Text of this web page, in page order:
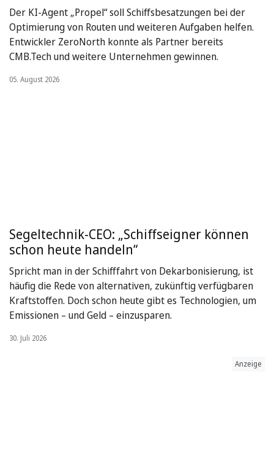
Der KI-Agent „Propel“ soll Schiffsbesatzungen bei der
Optimierung von Routen und weiteren Aufgaben helfen.
Entwickler ZeroNorth konnte als Partner bereits
CMB.Tech und weitere Unternehmen gewinnen.
05. August 2026
Segeltechnik-CEO: „Schiffseigner können
schon heute handeln“
Spricht man in der Schifffahrt von Dekarbonisierung, ist
häufig die Rede von alternativen, zukünftig verfügbaren
Kraftstoffen. Doch schon heute gibt es Technologien, um
Emissionen – und Geld – einzusparen.
30. Juli 2026
Anzeige